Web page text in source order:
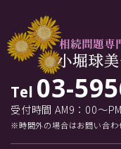
Tel 03-
受付時間 AM9：00～
※時間外の場合はお問い合わ